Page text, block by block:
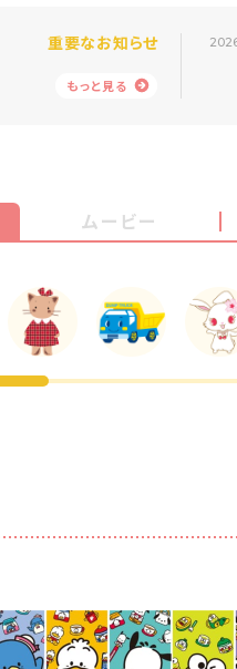
重要なお知らせ
もっと見る
ムービー